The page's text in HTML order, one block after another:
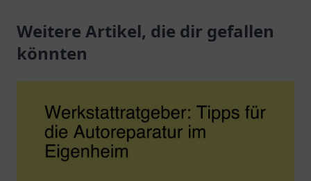
Weitere Artikel, die dir gefallen
könnten